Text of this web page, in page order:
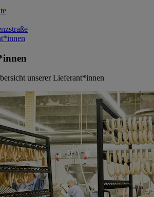
unserer Lieferant*innen